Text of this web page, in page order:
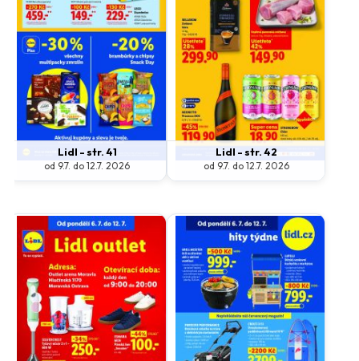
Lidl - str. 41
od 9.7. do 12.7. 2026
Lidl - str. 42
od 9.7. do 12.7. 2026